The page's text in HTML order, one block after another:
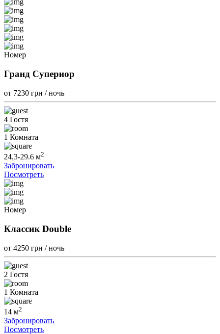
Номер
Гранд Супериор
от 7230 грн / ночь
4 Гостя
1 Комната
24,3-29.6 м2
Забронировать
Посмотреть
Номер
Классик Double
от 4250 грн / ночь
2 Гостя
1 Комната
14 м2
Забронировать
Посмотреть